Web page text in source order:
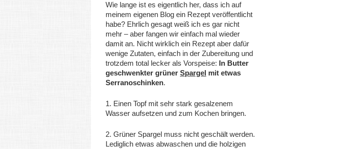
Wie lange ist es eigentlich her, dass ich auf
meinem eigenen Blog ein Rezept veröffentlicht
habe? Ehrlich gesagt weiß ich es gar nicht
mehr – aber fangen wir einfach mal wieder
damit an. Nicht wirklich ein Rezept aber dafür
wenige Zutaten, einfach in der Zubereitung und
trotzdem total lecker als Vorspeise: In Butter
geschwenkter grüner Spargel mit etwas
Serranoschinken.
1. Einen Topf mit sehr stark gesalzenem
Wasser aufsetzen und zum Kochen bringen.
2. Grüner Spargel muss nicht geschält werden.
Lediglich etwas abwaschen und die holzigen